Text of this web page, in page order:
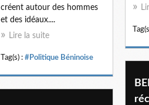
créent autour des hommes
et des idéaux....
Lire la suite
Tag(s) : #Politique Béninoise